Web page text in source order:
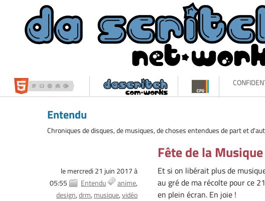
Entendu
Chroniques de disques, de musiques, de choses entendues de part et
Fête de la
le mercredi 21 juin 2017 à
05:55
Entendu
anime
design drm musique vidéo
Et si on libérait plus de
au gré de ma récolte pour ce
en plein écran. En joie !